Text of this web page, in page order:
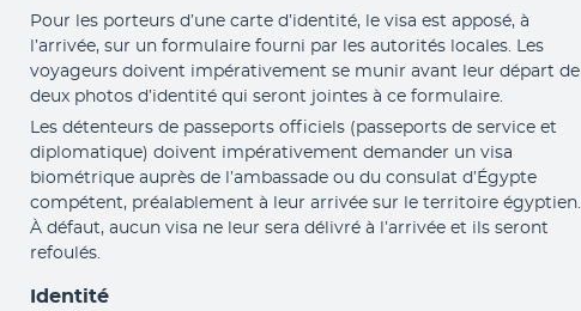
Pour les porteurs d’une carte d’identité, le visa est apposé, à
l’arrivée, sur un formulaire fourni par les autorités locales. Les
voyageurs doivent impérativement se munir avant leur départ de
deux photos d’identité qui seront jointes à ce formulaire.
Les détenteurs de passeports officiels (passeports de service et
diplomatique) doivent impérativement demander un visa
biométrique auprès de l’ambassade ou du consulat d’Égypte
compétent, préalablement à leur arrivée sur le territoire égyptien.
À défaut, aucun visa ne leur sera délivré à l’arrivée et ils seront
refoulés.
Identité